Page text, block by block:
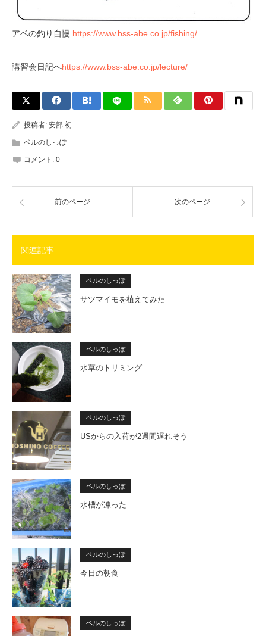
アベの釣り自慢 https://www.bss-abe.co.jp/fishing/
講習会日記へhttps://www.bss-abe.co.jp/lecture/
投稿者: 安部 初
ベルのしっぽ
コメント: 0
前のページ 次のページ
関連記事
ベルのしっぽ
サツマイモを植えてみた
ベルのしっぽ
水草のトリミング
ベルのしっぽ
USからの入荷が2週間遅れそう
ベルのしっぽ
水槽が凍った
ベルのしっぽ
今日の朝食
ベルのしっぽ